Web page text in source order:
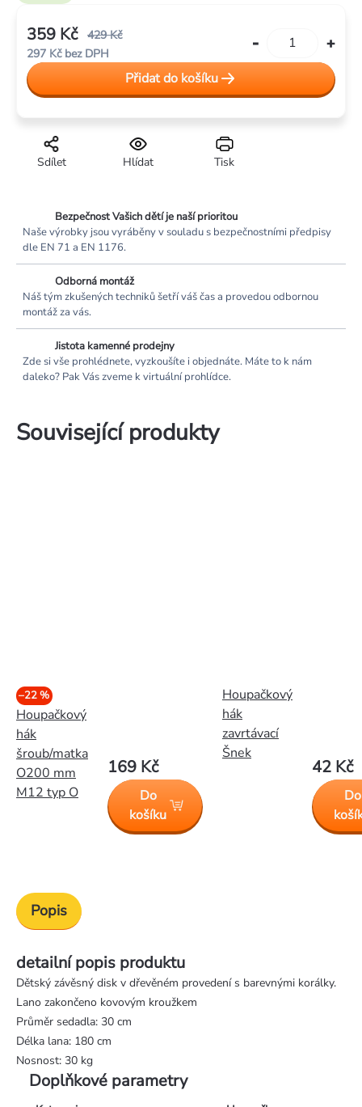
Tisk
Hlídat
Sdílet
429 Kč
359 Kč
297 Kč bez DPH
Měrná
cena:
Přidat do košíku
Bezpečnost Vašich dětí je naší prioritou
Naše výrobky jsou vyráběny v souladu s bezpečnostními předpisy
dle EN 71 a EN 1176.
Odborná montáž
Náš tým zkušených techniků šetří váš čas a provedou odbornou
montáž za vás.
Jistota kamenné prodejny
Zde si vše prohlédnete, vyzkoušíte i objednáte. Máte to k nám
daleko? Pak Vás zveme k virtuální prohlídce.
Související produkty
–22 %
Houpačkový
hák
šroub/matka
O200 mm
M12 typ O
169 Kč
Do
košíku
Houpačkový
hák
zavrtávací
Šnek
42 Kč
Do
Popis
detailní popis produktu
Dětský závěsný disk v dřevěném provedení s barevnými korálky.
Lano zakončeno kovovým kroužkem
Průměr sedadla: 30 cm
Délka lana: 180 cm
Nosnost: 30 kg
Doplňkové parametry